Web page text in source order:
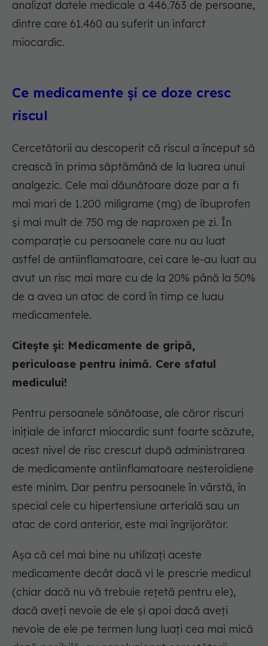
analizat datele medicale a 446.763 de persoane,
dintre care 61.460 au suferit un infarct
miocardic.
Ce medicamente și ce doze cresc
riscul
Cercetătorii au descoperit că riscul a început să
crească în prima săptămână de la luarea unui
analgezic. Cele mai dăunătoare doze par a fi
mai mari de 1.200 miligrame (mg) de ibuprofen
și mai mult de 750 mg de naproxen pe zi. În
comparație cu persoanele care nu au luat
astfel de antiinflamatoare, cei care le-au luat au
avut un risc mai mare cu de la 20% până la 50%
de a avea un atac de cord în timp ce luau
medicamentele.
Citește și: Medicamente de gripă,
periculoase pentru inimă. Cere sfatul
medicului!
Pentru persoanele sănătoase, ale căror riscuri
inițiale de infarct miocardic sunt foarte scăzute,
acest nivel de risc crescut după administrarea
de medicamente antiinflamatoare nesteroidiene
este minim. Dar pentru persoanele în vârstă, în
special cele cu hipertensiune arterială sau un
atac de cord anterior, este mai îngrijorător.
Așa că cel mai bine nu utilizați aceste
medicamente decât dacă vi le prescrie medicul
(chiar dacă nu vă trebuie rețetă pentru ele),
dacă aveți nevoie de ele și apoi dacă aveți
nevoie de ele pe termen lung luați cea mai mică